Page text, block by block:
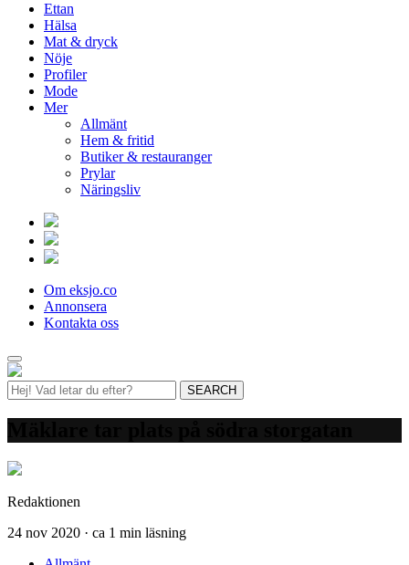
Ettan
Hälsa
Mat & dryck
Nöje
Profiler
Mode
Mer
Allmänt
Hem & fritid
Butiker & restauranger
Prylar
Näringsliv
Om eksjo.co
Annonsera
Kontakta oss
Redaktionen
24 nov 2020 · ca 1 min läsning